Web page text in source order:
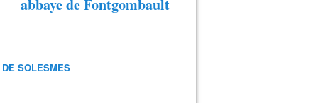
abbaye de Fontgombault
SOLESMES